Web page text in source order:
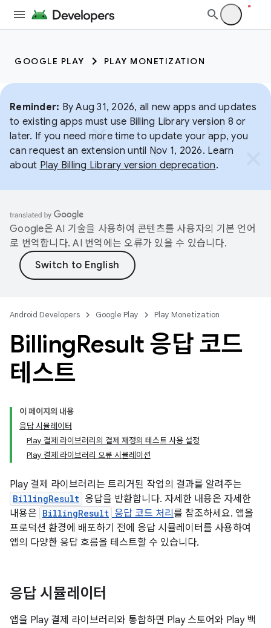
GOOGLE PLAY PLAY MONETIZATION
Reminder: By Aug 31, 2026, all new apps and updates
to existing apps must use Billing Library version 8 or
later. If you need more time to update your app, you
can request an extension until Nov 1, 2026. Learn
about Play Billing Library version deprecation.
Google은 AI 기술을 사용하여 콘텐츠를 사용자의 기본 언어
로 번역합니다. AI 번역에는 오류가 있을 수 있습니다.
Android Developers Google Play Play Monetization
BillingResult 응답 코드
테스트
이 페이지의 내용
응답 시뮬레이터
Play 결제 라이브러리의 결제 재정의 테스트 사용 설정
Play 결제 라이브러리 오류 시뮬레이션
Play 결제 라이브러리는 트리거된 작업의 결과를 알려주는
BillingResult 응답을 반환합니다. 자세한 내용은 자세한
내용은 BillingResult 응답 코드 처리 를 참조하세요. 앱을
프로덕션 환경에 배포하기 전에 응답 시뮬레이터를 사용하여
앱의 다양한 응답 흐름을 테스트할 수 있습니다.
응답 시뮬레이터
앱을 Play 결제 라이브러리와 통합하면 Play 스토어와 Play 백